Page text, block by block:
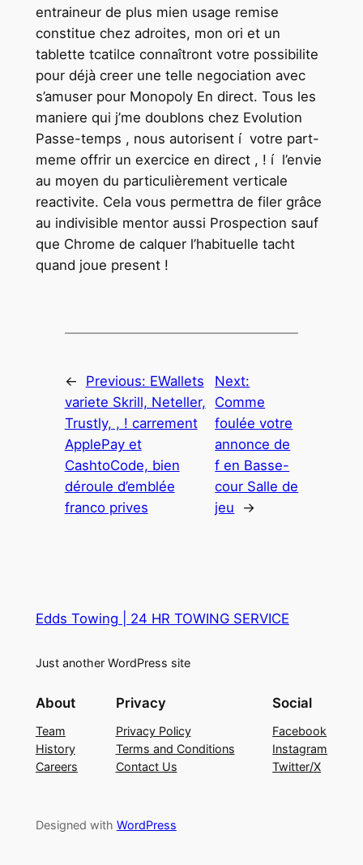
entraineur de plus mien usage remise
constitue chez adroites, mon ori et un
tablette tcatilce connaîtront votre possibilite
pour déjà creer une telle negociation avec
s’amuser pour Monopoly En direct. Tous les
maniere qui j’me doublons chez Evolution
Passe-temps , nous autorisent í votre part-
meme offrir un exercice en direct , ! í l’envie
au moyen du particulièrement verticale
reactivite. Cela vous permettra de filer grâce
au indivisible mentor aussi Prospection sauf
que Chrome de calquer l’habituelle tacht
quand joue present !
← Previous: EWallets
variete Skrill, Neteller,
Trustly, , ! carrement
ApplePay et
CashtoCode, bien
déroule d’emblée
franco prives
Next:
Comme
foulée votre
annonce de
f en Basse-
cour Salle de
jeu
→
Edds Towing | 24 HR TOWING SERVICE
Just another WordPress site
About
Team
History
Careers
Privacy
Privacy Policy
Terms and Conditions
Contact Us
Social
Facebook
Instagram
Twitter/X
Designed with WordPress